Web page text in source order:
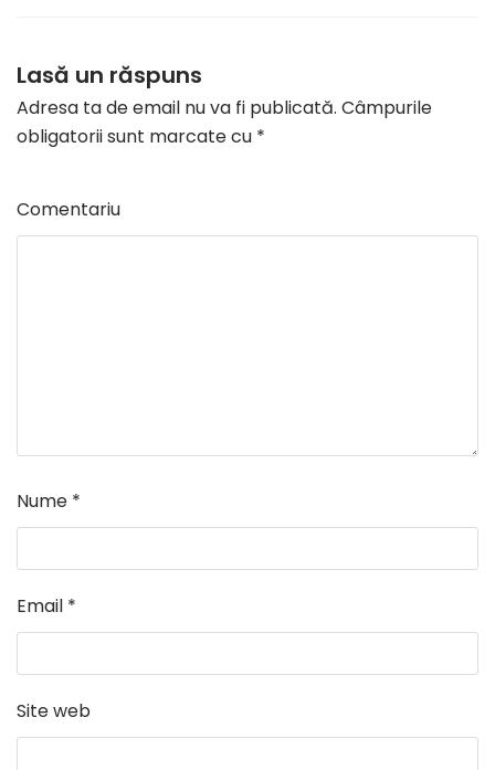
Lasă un răspuns
Adresa ta de email nu va fi publicată. Câmpurile
obligatorii sunt marcate cu *
Comentariu
Nume *
Email *
Site web